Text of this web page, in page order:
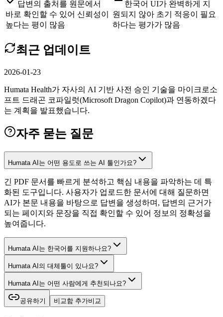
답변의 출처를 원문에서
바로 확인할 수 있어 신뢰성이
높다는 평이 많음
한국어 UI가 완벽하게 지
원되지 않아 초기 적응이 필요
하다는 평가가 많음
최근 업데이트
2026-01-23
Humata Health가 자사의 AI 기반 사전 승인 기술을 마이크로소
프트 드래곤 코파일럿(Microsoft Dragon Copilot)과 연동하겠다
는 계획을 발표했습니다.
자주 묻는 질문
Humata AI는 어떤 용도로 쓰는 AI 툴인가요?
긴 PDF 문서를 빠르게 분석하고 핵심 내용을 파악하는 데 특
화된 도구입니다. 사용자가 업로드한 문서에 대해 질문하면
AI가 본문 내용을 바탕으로 답변을 생성하며, 답변의 근거가
되는 페이지와 문장을 직접 확인할 수 있어 정보의 정확성을
높여줍니다.
Humata AI는 한국어를 지원하나요?
Humata AI의 대체툴이 있나요?
Humata AI는 어떤 사람에게 추천되나요?
공유하기 비교함 추가비교